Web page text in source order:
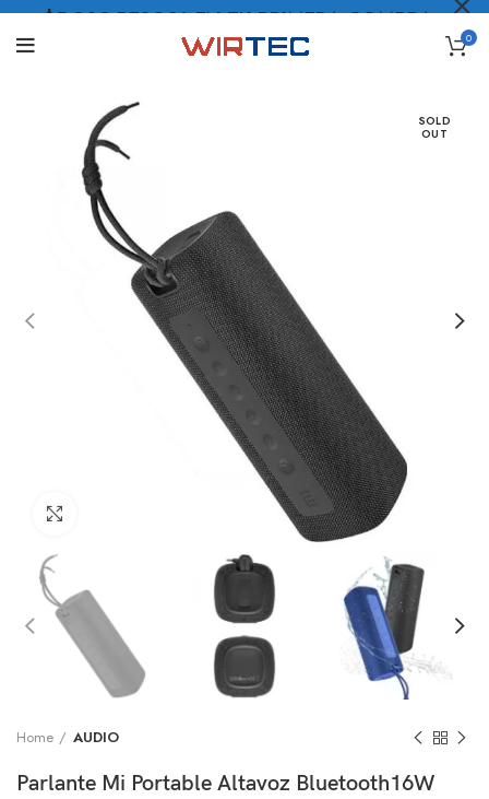
0
SOLD
OUT
Home AUDIO
Parlante Mi Portable Altavoz Bluetooth16W
$5.000 PESOS* EN TU PRIMERA COMPRA